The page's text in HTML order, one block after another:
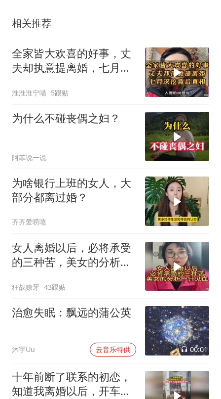
相关推荐
全家皆大欢喜的好事，丈
夫却执意提离婚，七月深
淮淮淮宁喵 5跟贴
为什么不碰丧偶之妇？
阿菲说一说
为啥银行上班的女人，大
部分都离过婚？
齐齐爱唠嗑
女人离婚以后，必将承受
的三种苦，美女的分析一
狂战獠牙 43跟贴
治愈失眠：飘远的蒲公英
沐宇Uu 云音乐特供 00:01
十年前断了联系的初恋，
知道我离婚以后，开车几